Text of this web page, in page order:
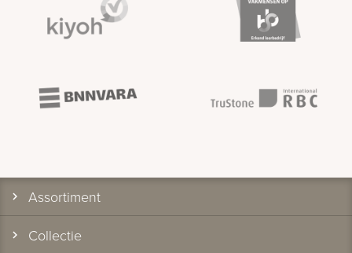
Assortiment
Collectie